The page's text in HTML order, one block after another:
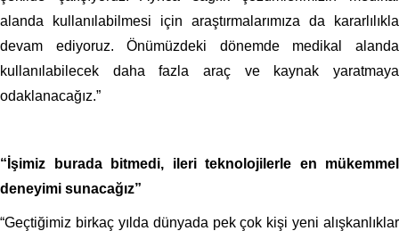
alanda kullanılabilmesi için araştırmalarımıza da kararlılıkla
devam ediyoruz. Önümüzdeki dönemde medikal alanda
kullanılabilecek daha fazla araç ve kaynak yaratmaya
odaklanacağız.”
“İşimiz burada bitmedi, ileri teknolojilerle en mükemmel
deneyimi sunacağız”
“Geçtiğimiz birkaç yılda dünyada pek çok kişi yeni alışkanlıklar